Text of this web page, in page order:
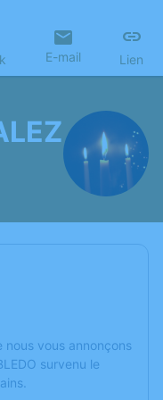
E-mail Lien
nous vous annonçons
survenu le